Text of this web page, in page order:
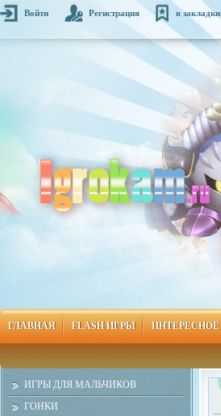
Войти Регистрация в закладки
ГЛАВНАЯ FLASH ИГРЫ ИНТЕРЕСНОЕ
ИГРЫ ДЛЯ МАЛЬЧИКОВ
ГОНКИ